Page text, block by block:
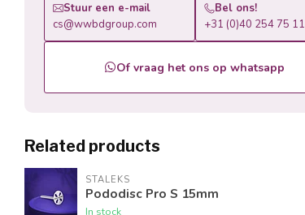
Stuur een e-mail
cs@wwbdgroup.com
Bel ons!
+31 (0)40 254 75 11
Of vraag het ons op whatsapp
Related products
STALEKS
Pododisc Pro S 15mm
In stock